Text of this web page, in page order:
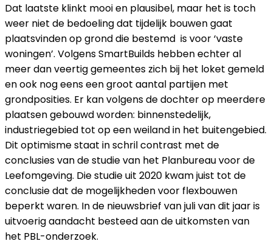
Dat laatste klinkt mooi en plausibel, maar het is toch
weer niet de bedoeling dat tijdelijk bouwen gaat
plaatsvinden op grond die bestemd is voor ‘vaste
woningen’. Volgens SmartBuilds hebben echter al
meer dan veertig gemeentes zich bij het loket gemeld
en ook nog eens een groot aantal partijen met
grondposities. Er kan volgens de dochter op meerdere
plaatsen gebouwd worden: binnenstedelijk,
industriegebied tot op een weiland in het buitengebied.
Dit optimisme staat in schril contrast met de
conclusies van de studie van het Planbureau voor de
Leefomgeving. Die studie uit 2020 kwam juist tot de
conclusie dat de mogelijkheden voor flexbouwen
beperkt waren. In de nieuwsbrief van juli van dit jaar is
uitvoerig aandacht besteed aan de uitkomsten van
het PBL-onderzoek.